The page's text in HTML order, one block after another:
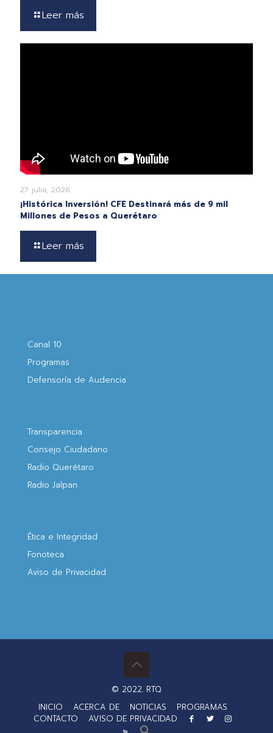
Leer más
27 julio, 2026
¡Histórica Inversión! CFE Destinará más de 9 mil
Millones de Pesos a Querétaro
Leer más
Canal 10
Programas
Defensoría de Audencia
Transparencia
Consejo Ciudadano
Radio Querétaro
Radio Jalpan
Ética e Integridad
Fonoteca
Aviso de Privacidad
© 2022. RTQ
INICIO
ACERCA DE NOTICIAS
PROGRAMAS
CONTACTO
AVISO DE PRIVACIDAD